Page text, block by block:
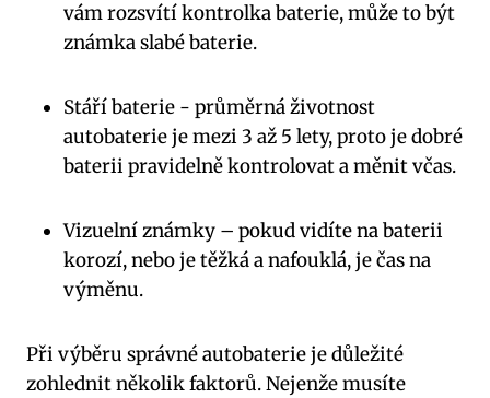
vám⁤ rozsvítí ⁢kontrolka baterie, ⁢může to být
‌známka slabé⁢ baterie.
Stáří baterie ‍-‌ průměrná⁢ životnost ​
autobaterie je mezi 3 až ‍5 lety, ​proto je dobré
‌baterii pravidelně kontrolovat a měnit včas.
Vizuelní známky – pokud ⁢vidíte na baterii
korozí, ⁣nebo je ​těžká ⁤a⁢ nafouklá, je čas⁤ na
výměnu.
Při výběru správné autobaterie ‍je ‍důležité
⁢zohlednit ​několik faktorů. Nejenže musíte